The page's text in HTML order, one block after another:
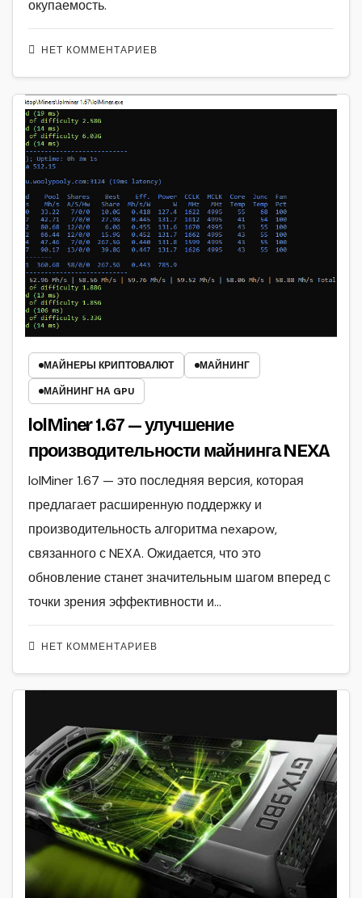
НЕТ КОММЕНТАРИЕВ
окупаемость.
МАЙНЕРЫ КРИПТОВАЛЮТ
МАЙНИНГ
МАЙНИНГ НА GPU
lolMiner 1.67 — улучшение
производительности майнинга NEXA
НЕТ КОММЕНТАРИЕВ
lolMiner 1.67 — это последняя версия, которая
предлагает расширенную поддержку и
производительность алгоритма nexapow,
связанного с NEXA. Ожидается, что это
обновление станет значительным шагом вперед с
точки зрения эффективности и…